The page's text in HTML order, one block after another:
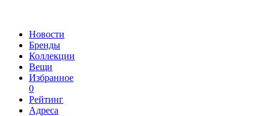
Новости
Бренды
Коллекции
Вещи
Избранное
0
Рейтинг
Адреса